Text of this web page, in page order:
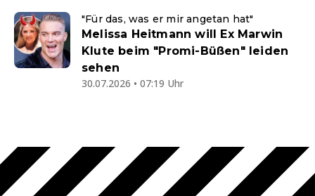
"Für das, was er mir angetan hat"
Melissa Heitmann will Ex Marwin
Klute beim "Promi-Büßen" leiden
sehen
30.07.2026 • 07:19 Uhr